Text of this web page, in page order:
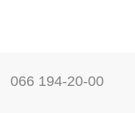
066 194-20-00